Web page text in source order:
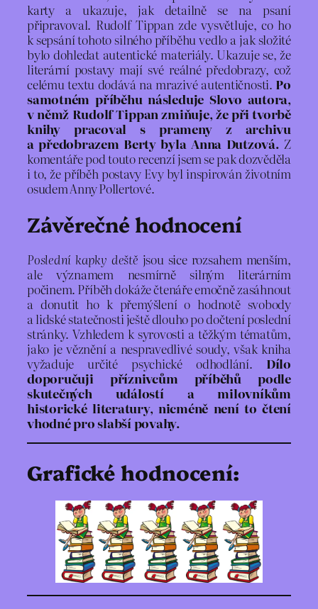
karty a ukazuje, jak detailně se na psaní
připravoval. Rudolf Tippan zde vysvětluje, co ho
k sepsání tohoto silného příběhu vedlo a jak složité
bylo dohledat autentické materiály. Ukazuje se, že
literární postavy mají své reálné předobrazy, což
celému textu dodává na mrazivé autentičnosti. Po
samotném příběhu následuje Slovo autora,
v němž Rudolf Tippan zmiňuje, že při tvorbě
knihy pracoval s prameny z archivu
a předobrazem Berty byla Anna Dutzová.Z
komentáře pod touto recenzí jsem se pak dozvěděla
i to, že příběh postavy Evy byl inspirován životním
osudem Anny Pollertové.
Závěrečné hodnocení
Poslední kapky deště jsou sice rozsahem menším,
ale významem nesmírně silným literárním
počinem. Příběh dokáže čtenáře emočně zasáhnout
a donutit ho k přemýšlení o hodnotě svobody
a lidské statečnosti ještě dlouho po dočtení poslední
stránky. Vzhledem k syrovosti a těžkým tématům,
jako je věznění a nespravedlivé soudy, však kniha
vyžaduje určité psychické odhodlání. Dílo
doporučuji příznivcům příběhů podle
skutečných událostí a milovníkům
historické literatury, nicméně není to čtení
vhodné pro slabší povahy.
Grafické hodnocení: